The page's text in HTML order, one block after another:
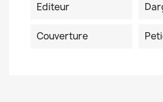
Editeur
Couverture